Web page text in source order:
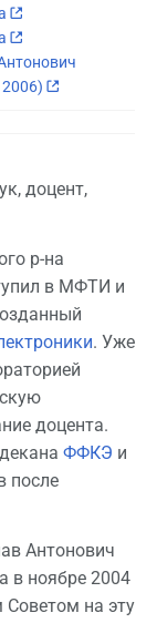
доцент,
р-на
в МФТИ и
. Уже
доцента.
ФФКЭ и
после
Антонович
в ноябре 2004
Советом на эту